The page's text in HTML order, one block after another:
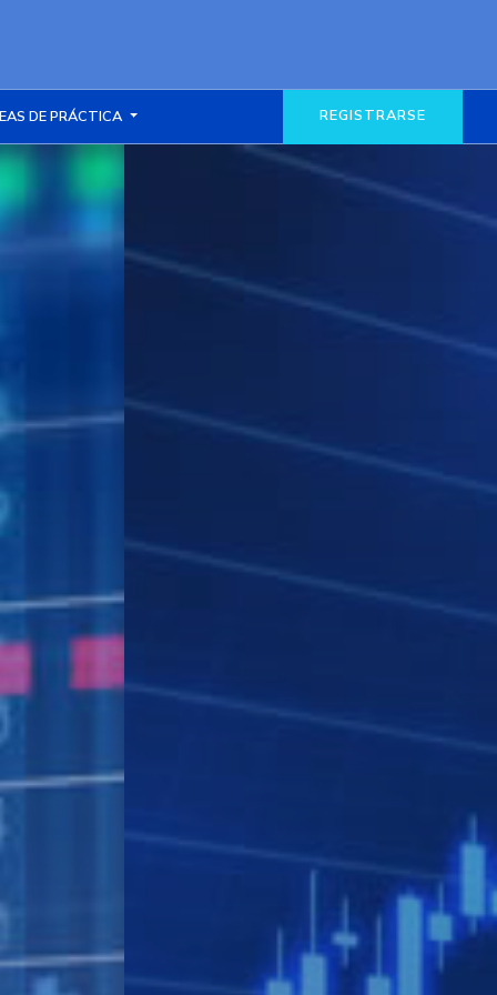
DE PRÁCTICA REGISTRARSE